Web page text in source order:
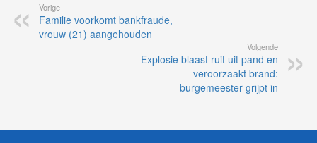
Vorige
Familie voorkomt bankfraude,
vrouw (21) aangehouden
Volgende
Explosie blaast ruit uit pand en
veroorzaakt brand:
burgemeester grijpt in